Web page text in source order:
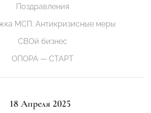
Поздравления
МСП. Антикризисные меры
СВОй бизнес
ОПОРА — СТАРТ
18 Апреля 2025